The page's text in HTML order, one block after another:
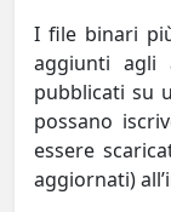
I file binari
aggiunti agli
pubblicati su
possano
essere
aggiornati)